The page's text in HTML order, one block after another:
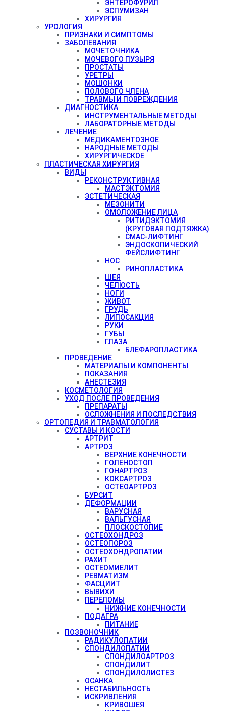
ЭНТЕРОФУРИЛ
ЭСПУМИЗАН
ХИРУРГИЯ
УРОЛОГИЯ
ПРИЗНАКИ И СИМПТОМЫ
ЗАБОЛЕВАНИЯ
МОЧЕТОЧНИКА
МОЧЕВОГО ПУЗЫРЯ
ПРОСТАТЫ
УРЕТРЫ
МОШОНКИ
ПОЛОВОГО ЧЛЕНА
ТРАВМЫ И ПОВРЕЖДЕНИЯ
ДИАГНОСТИКА
ИНСТРУМЕНТАЛЬНЫЕ МЕТОДЫ
ЛАБОРАТОРНЫЕ МЕТОДЫ
ЛЕЧЕНИЕ
МЕДИКАМЕНТОЗНОЕ
НАРОДНЫЕ МЕТОДЫ
ХИРУРГИЧЕСКОЕ
ПЛАСТИЧЕСКАЯ ХИРУРГИЯ
ВИДЫ
РЕКОНСТРУКТИВНАЯ
МАСТЭКТОМИЯ
ЭСТЕТИЧЕСКАЯ
МЕЗОНИТИ
ОМОЛОЖЕНИЕ ЛИЦА
РИТИДЭКТОМИЯ
(КРУГОВАЯ ПОДТЯЖКА)
СМАС-ЛИФТИНГ
ЭНДОСКОПИЧЕСКИЙ
ФЕЙСЛИФТИНГ
НОС
РИНОПЛАСТИКА
ШЕЯ
ЧЕЛЮСТЬ
НОГИ
ЖИВОТ
ГРУДЬ
ЛИПОСАКЦИЯ
РУКИ
ГУБЫ
ГЛАЗА
БЛЕФАРОПЛАСТИКА
ПРОВЕДЕНИЕ
МАТЕРИАЛЫ И КОМПОНЕНТЫ
ПОКАЗАНИЯ
АНЕСТЕЗИЯ
КОСМЕТОЛОГИЯ
УХОД ПОСЛЕ ПРОВЕДЕНИЯ
ПРЕПАРАТЫ
ОСЛОЖНЕНИЯ И ПОСЛЕДСТВИЯ
ОРТОПЕДИЯ И ТРАВМАТОЛОГИЯ
СУСТАВЫ И КОСТИ
АРТРИТ
АРТРОЗ
ВЕРХНИЕ КОНЕЧНОСТИ
ГОЛЕНОСТОП
ГОНАРТРОЗ
КОКСАРТРОЗ
ОСТЕОАРТРОЗ
БУРСИТ
ДЕФОРМАЦИИ
ВАРУСНАЯ
ВАЛЬГУСНАЯ
ПЛОСКОСТОПИЕ
ОСТЕОХОНДРОЗ
ОСТЕОПОРОЗ
ОСТЕОХОНДРОПАТИИ
РАХИТ
ОСТЕОМИЕЛИТ
РЕВМАТИЗМ
ФАСЦИИТ
ВЫВИХИ
ПЕРЕЛОМЫ
НИЖНИЕ КОНЕЧНОСТИ
ПОДАГРА
ПИТАНИЕ
ПОЗВОНОЧНИК
РАДИКУЛОПАТИИ
СПОНДИЛОПАТИИ
СПОНДИЛОАРТРОЗ
СПОНДИЛИТ
СПОНДИЛОЛИСТЕЗ
ОСАНКА
НЕСТАБИЛЬНОСТЬ
ИСКРИВЛЕНИЯ
КРИВОШЕЯ